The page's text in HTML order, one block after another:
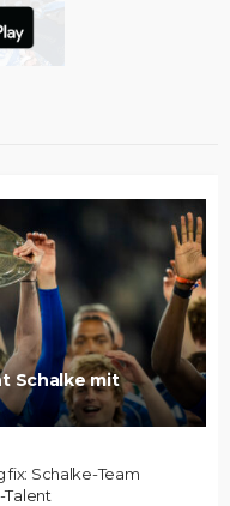
Schalke mit
fix: Schalke-Team